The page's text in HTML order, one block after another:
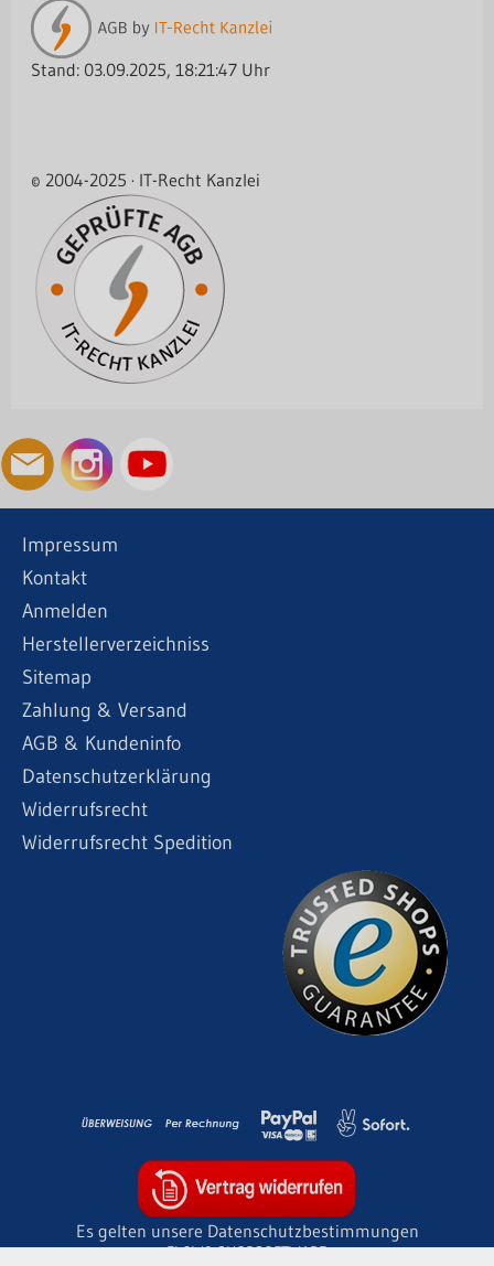
Stand: 03.09.2025, 18:21:47 Uhr
© 2004-2025 · IT-Recht Kanzlei
Impressum
Kontakt
Anmelden
Herstellerverzeichniss
Sitemap
Zahlung & Versand
AGB & Kundeninfo
Datenschutzerklärung
Widerrufsrecht
Widerrufsrecht Spedition
Es gelten unsere Datenschutzbestimmungen
FLOW® SHOPSOFTWARE